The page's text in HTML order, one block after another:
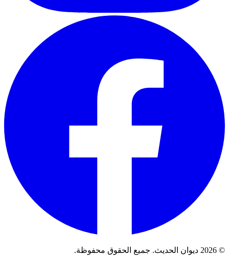
© 2026 ديوان الحديث. جميع الحقوق محفوظة.